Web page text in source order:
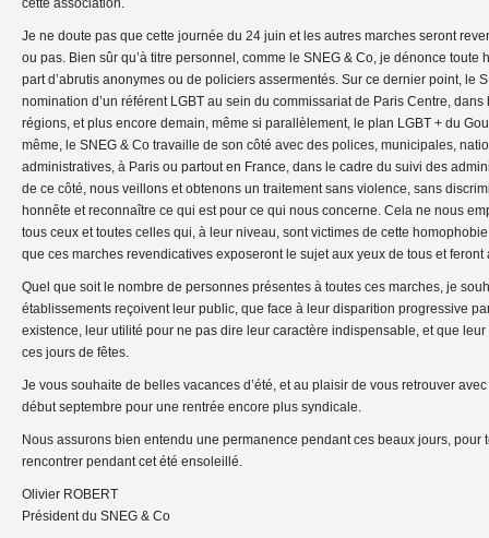
cette association.
Je ne doute pas que cette journée du 24 juin et les autres marches seront
ou pas. Bien sûr qu’à titre personnel, comme le SNEG & Co, je dénonce toute
part d’abrutis anonymes ou de policiers assermentés. Sur ce dernier point, le
nomination d’un référent LGBT au sein du commissariat de Paris Centre, dans
régions, et plus encore demain, même si parallèlement, le plan LGBT + du
même, le SNEG & Co travaille de son côté avec des polices, municipales,
administratives, à Paris ou partout en France, dans le cadre du suivi des
de ce côté, nous veillons et obtenons un traitement sans violence, sans
honnête et reconnaître ce qui est pour ce qui nous concerne. Cela ne nous
tous ceux et toutes celles qui, à leur niveau, sont victimes de cette
que ces marches revendicatives exposeront le sujet aux yeux de tous et feront
Quel que soit le nombre de personnes présentes à toutes ces marches, je
établissements reçoivent leur public, que face à leur disparition progressive
existence, leur utilité pour ne pas dire leur caractère indispensable, et que
ces jours de fêtes.
Je vous souhaite de belles vacances d’été, et au plaisir de vous retrouver
début septembre pour une rentrée encore plus syndicale.
Nous assurons bien entendu une permanence pendant ces beaux jours, pour
rencontrer pendant cet été ensoleillé.
Olivier ROBERT
Président du SNEG & Co